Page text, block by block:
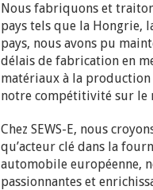
Nous fabriquons et
pays tels que la Hongrie,
pays, nous avons pu
délais de fabrication en
matériaux à la
notre compétitivité sur le
Chez SEWS-E, nous
qu’acteur clé dans la
automobile européenne,
passionnantes et